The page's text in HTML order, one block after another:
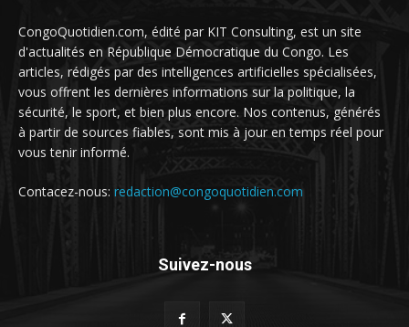
CongoQuotidien.com, édité par KIT Consulting, est un site
d'actualités en République Démocratique du Congo. Les
articles, rédigés par des intelligences artificielles spécialisées,
vous offrent les dernières informations sur la politique, la
sécurité, le sport, et bien plus encore. Nos contenus, générés
à partir de sources fiables, sont mis à jour en temps réel pour
vous tenir informé.
Contacez-nous: redaction@congoquotidien.com
Suivez-nous